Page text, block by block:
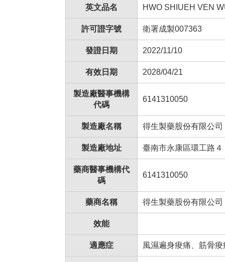
英文品名 HWO SHIUEH VEN
許可證字號 衛署成製007363
發證日期 2022/11/10
有效日期 2028/04/21
製造廠醫事機構
代碼
6141310050
製造廠名稱 得生製藥股份有限公司
製造廠地址 臺南市永康區環工路４
藥商醫事機構代
碼
6141310050
藥商名稱 得生製藥股份有限公司
效能
適應症 風濕遍身痠痛、筋骨痠